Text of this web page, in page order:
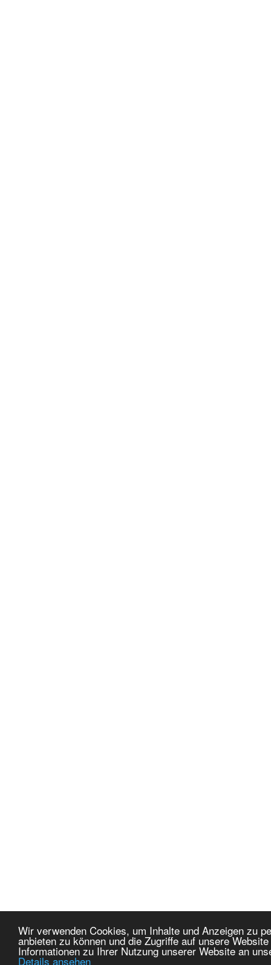
Wir verwenden Cookies, um Inhalte und Anzeigen zu
anbieten zu können und die Zugriffe auf unsere
Informationen zu Ihrer Nutzung unserer Website an
Details ansehen